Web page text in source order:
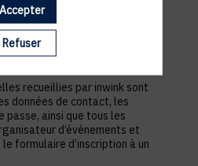
d’accéder au site d’un
les informations
pratique et logistique d’un
recueillies par inwink sont
données de contact, les
ainsi que tous les
d’évènements et
formulaire d’inscription à un
Accepter
Refuser